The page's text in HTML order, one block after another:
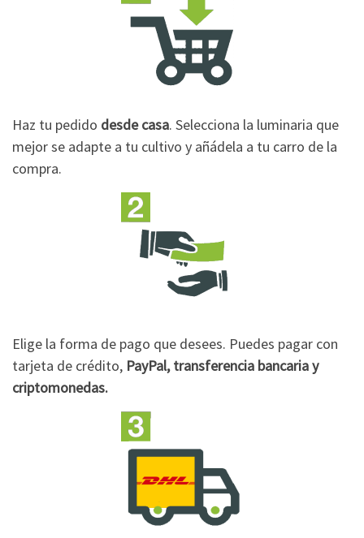
Haz tu pedido desde casa. Selecciona la luminaria que
mejor se adapte a tu cultivo y añádela a tu carro de la
compra.
Elige la forma de pago que desees. Puedes pagar con
tarjeta de crédito, PayPal, transferencia bancaria y
criptomonedas.